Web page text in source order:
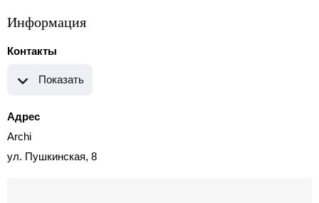
Информация
Контакты
Показать
Адрес
Archi
ул. Пушкинская, 8